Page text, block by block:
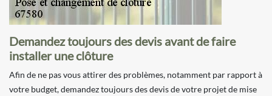
Demandez toujours des devis avant de faire
installer une clôture
Afin de ne pas vous attirer des problèmes, notamment par rapport à
votre budget, demandez toujours des devis de votre projet de mise